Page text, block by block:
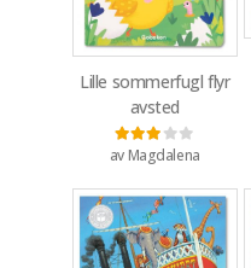
Lille sommerfugl flyr
avsted
Vurdert3av 5
av Magdalena